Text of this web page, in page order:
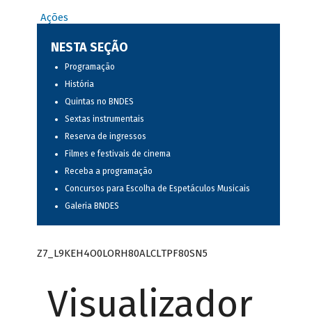
Ações
NESTA SEÇÃO
Programação
História
Quintas no BNDES
Sextas instrumentais
Reserva de ingressos
Filmes e festivais de cinema
Receba a programação
Concursos para Escolha de Espetáculos Musicais
Galeria BNDES
Z7_L9KEH4O0LORH80ALCLTPF80SN5
Visualizador